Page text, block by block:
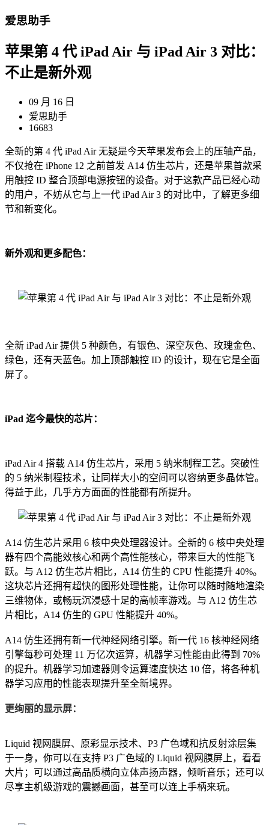
爱思助手
苹果第 4 代 iPad Air 与 iPad Air 3 对比：
不止是新外观
09 月 16 日
爱思助手
16683
全新的第 4 代 iPad Air 无疑是今天苹果发布会上的压轴产品，
不仅抢在 iPhone 12 之前首发 A14 仿生芯片，还是苹果首款采
用触控 ID 整合顶部电源按钮的设备。对于这款产品已经心动
的用户，不妨从它与上一代 iPad Air 3 的对比中，了解更多细
节和新变化。
新外观和更多配色：
全新 iPad Air 提供 5 种颜色，有银色、深空灰色、玫瑰金色、
绿色，还有天蓝色。加上顶部触控 ID 的设计，现在它是全面
屏了。
iPad 迄今最快的芯片：
iPad Air 4 搭载 A14 仿生芯片， 采用 5 纳米制程工艺。突破性
的 5 纳米制程技术，让同样大小的空间可以容纳更多晶体管。
得益于此，几乎方方面面的性能都有所提升。
A14 仿生芯片采用 6 核中央处理器设计。全新的 6 核中央处理
器有四个高能效核心和两个高性能核心，带来巨大的性能飞
跃。与 A12 仿生芯片相比，A14 仿生的 CPU 性能提升 40%。
这块芯片还拥有超快的图形处理性能，让你可以随时随地渲染
三维物体，或畅玩沉浸感十足的高帧率游戏。与 A12 仿生芯
片相比，A14 仿生的 GPU 性能提升 40%。
A14 仿生还拥有新一代神经网络引擎。新一代 16 核神经网络
引擎每秒可处理 11 万亿次运算，机器学习性能由此得到 70%
的提升。机器学习加速器则令运算速度快达 10 倍，将各种机
器学习应用的性能表现提升至全新境界。
更绚丽的显示屏：
Liquid 视网膜屏、原彩显示技术、P3 广色域和抗反射涂层集
于一身，你可以在支持 P3 广色域的 Liquid 视网膜屏上，看看
大片；可以通过高品质横向立体声扬声器，倾听音乐；还可以
尽享主机级游戏的震撼画面，甚至可以连上手柄来玩。